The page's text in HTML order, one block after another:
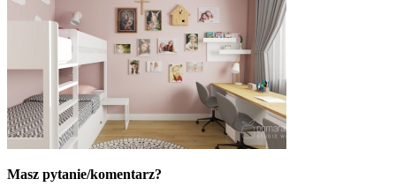
Masz pytanie/komentarz?